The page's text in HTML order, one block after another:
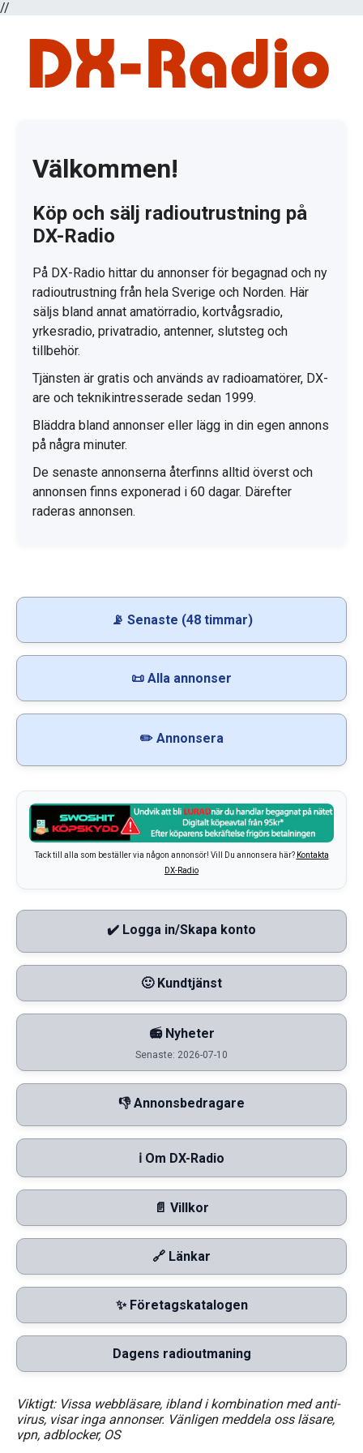
//
Välkommen!
Köp och sälj radioutrustning på
DX-Radio
På DX-Radio hittar du annonser för begagnad och ny
radioutrustning från hela Sverige och Norden. Här
säljs bland annat amatörradio, kortvågsradio,
yrkesradio, privatradio, antenner, slutsteg och
tillbehör.
Tjänsten är gratis och används av radioamatörer, DX-
are och teknikintresserade sedan 1999.
Bläddra bland annonser eller lägg in din egen annons
på några minuter.
De senaste annonserna återfinns alltid överst och
annonsen finns exponerad i 60 dagar. Därefter
raderas annonsen.
📡 Senaste (48 timmar)
📜 Alla annonser
✏️ Annonsera
Tack till alla som beställer via någon annonsör! Vill Du annonsera här? Kontakta
DX-Radio
✔️ Logga in/Skapa konto
🙂 Kundtjänst
📻 Nyheter
Senaste: 2026-07-10
👎 Annonsbedragare
ℹ️ Om DX-Radio
📄 Villkor
🔗 Länkar
✨ Företagskatalogen
Dagens radioutmaning
Viktigt: Vissa webbläsare, ibland i kombination med anti-
virus, visar inga annonser. Vänligen meddela oss läsare,
vpn, adblocker, OS